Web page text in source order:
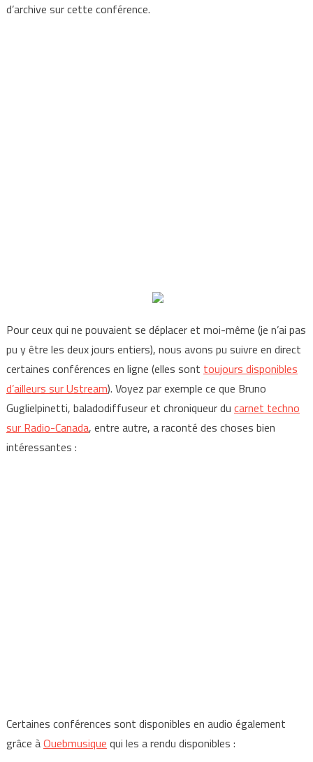
d’archive sur cette conférence.
Pour ceux qui ne pouvaient se déplacer et moi-même (je n’ai pas
pu y être les deux jours entiers), nous avons pu suivre en direct
certaines conférences en ligne (elles sont toujours disponibles
d’ailleurs sur Ustream). Voyez par exemple ce que Bruno
Guglielpinetti, baladodiffuseur et chroniqueur du carnet techno
sur Radio-Canada, entre autre, a raconté des choses bien
intéressantes :
Certaines conférences sont disponibles en audio également
grâce àOuebmusique qui les a rendu disponibles :